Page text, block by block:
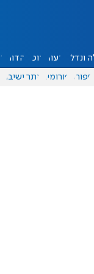
ונדל"ן דעות אוכל יהדות
ספורט פורומים אתר ישיבה